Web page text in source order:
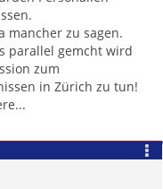
mancher zu sagen.
parallel gemcht wird
zum
in Zürich zu tun!